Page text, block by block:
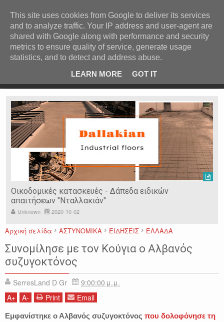
Κατερίνα Περιστέρη: «Οι εργασίες στον Τύμβο Καστά
Οικοδομικές κατασκευές - Δάπεδα ειδικών
απαιτήσεων "Νταλλακιάν"
Unknown 2020-10-02
Αρχική σελίδα ΑΣΤΥΝΟΜΙΚΑ ΕΙΔΗΣΕΙΣ ΕΛΛΑΔΑ
Συνομίλησε με τον Κούγια ο Αλβανός
συζυγοκτόνος
SerresLand D Gr
9:00:00 μ.μ.
A+ A- Print Email
Εμφανίστηκε ο Αλβανός συζυγοκτόνος που δολοφόνησε τη
ΚΕΝΤΡΙΚΗ ΑΝΑ ΚΑΤΗΓΟΡΙΑ
ΕΙΔΗΣΕΙΣ ΑΝΑ ΠΕΡΙΟΧΗ
ΠΡΟΣΦΑΤΑ ΝΕΑ
Ν. ΣΕΡΡΩΝ Η ΓΗ ΜΑΣ
ΤΥΧΑΙΕΣ ΑΝΑΡΤΗΣΕΙΣ/ΑΡΘΡΑ
Serres Racing Circuit
Panserraikos FC
Ikaroi B.C.
This site uses cookies from Google to deliver its services
and to analyze traffic. Your IP address and user-agent are
shared with Google along with performance and security
metrics to ensure quality of service, generate usage
statistics, and to detect and address abuse.
LEARN MORE
GOT IT